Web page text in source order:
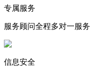
专属服务
服务顾问全程多对一服务
信息安全